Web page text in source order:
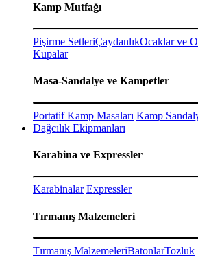
Kamp Mutfağı
Pişirme SetleriÇaydanlıkOcaklar ve
Kupalar
Masa-Sandalye ve Kampetler
Portatif Kamp Masaları Kamp
Dağcılık Ekipmanları
Karabina ve Expressler
Karabinalar Expressler
Tırmanış Malzemeleri
Tırmanış MalzemeleriBatonlarTozluk